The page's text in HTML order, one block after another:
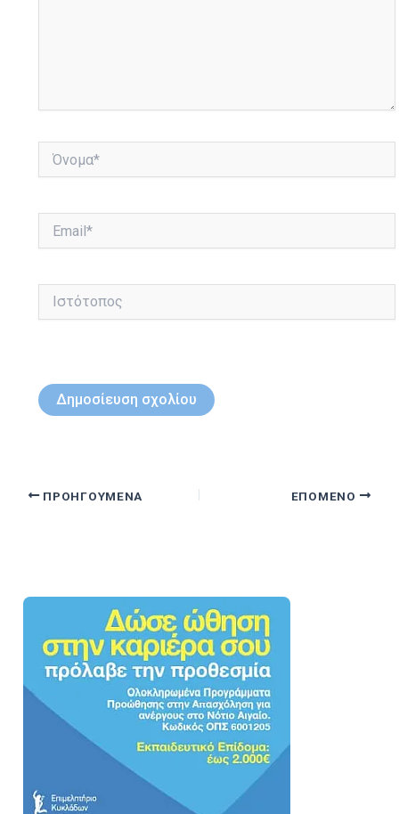
Όνομα*
Ιστότοπος
ΠΡΟΗΓΟΎΜΕΝΑ ΕΠΌΜΕΝΟ